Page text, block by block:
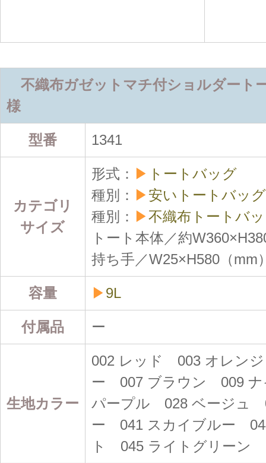
不織布ガゼットマチ付ショルダート
様
型番 1341
カテゴリ
サイズ
形式： ▶ トートバッグ
種別： ▶安いトートバッグ
種別： ▶不織布トートバ
トート本体／約
持ち手／W25×H580（mm
容量 ▶9L
付属品 ー
生地カラー
002 レッド 003 オレン
ー 007 ブラウン 009
パープル 028 ベージュ
ー 041 スカイブルー
ト 045 ライトグリーン